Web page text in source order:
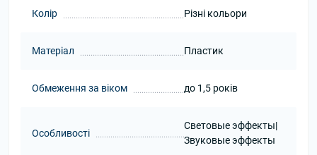
Колір Різні кольори
Матеріал Пластик
Обмеження за віком до 1,5 років
Особливості
Световые эффекты|
Звуковые эффекты